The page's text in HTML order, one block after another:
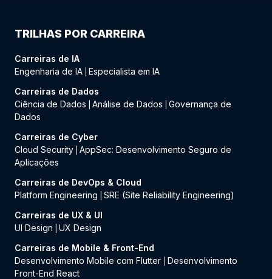
TRILHAS POR CARREIRA
Carreiras de IA
Engenharia de IA Especialista em IA
Carreiras de Dados
Ciência de Dados
Análise de Dados
Governança de
Dados
Carreiras de Cyber
Cloud Security AppSec: Desenvolvimento Seguro de
Aplicações
Carreiras de DevOps & Cloud
Platform Engineering
SRE (Site Reliability Engineering)
Carreiras de UX & UI
UI Design
UX Design
Carreiras de Mobile & Front-End
Desenvolvimento Mobile com Flutter
Desenvolvimento
Front-End React